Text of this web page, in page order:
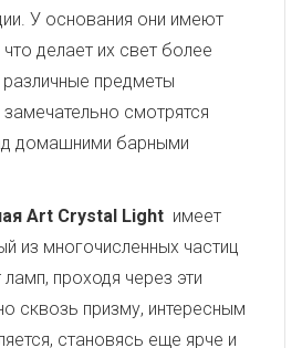
У основания они имеют
делает их свет более
предметы
смотрятся
домашними барными
Art Crystal Light имеет
из многочисленных частиц
проходя через эти
сквозь призму, интересным
становясь еще ярче и